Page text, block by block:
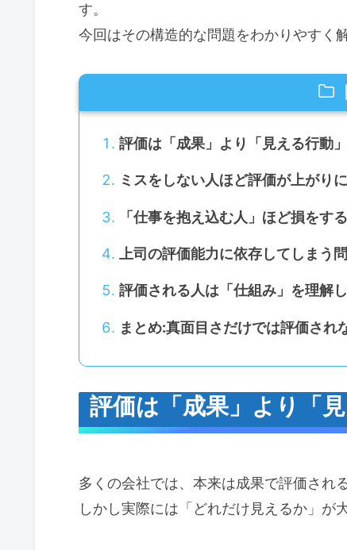
す。
今回はその構造的な問題をわかりやすく
評価は「成果」より「見える行動
ミスをしない人ほど評価が上がり
「仕事を抱え込む人」ほど損をす
上司の評価能力に依存してしまう
評価される人は「仕組み」を理解
まとめ:真面目さだけでは評価され
評価は「成果」より「
多くの会社では、本来は成果で評価され
しかし実際には「どれだけ見えるか」が